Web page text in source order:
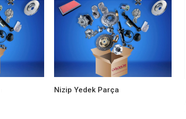
Nizip Yedek Parça
ÖN PANJUR (R9-R11-FAIRWAY-FLASH)